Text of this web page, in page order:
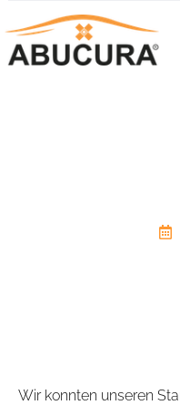
Wir konnten unseren